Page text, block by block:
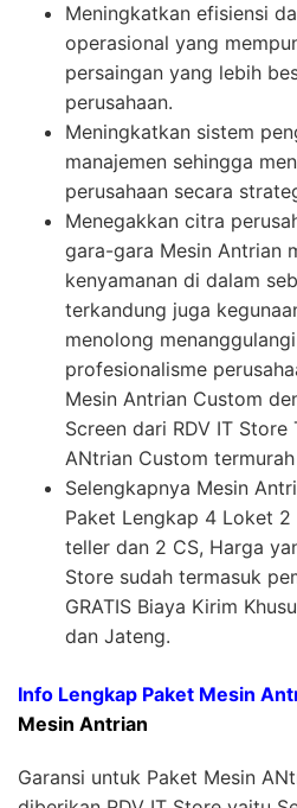
Meningkatkan efisiensi
operasional yang
persaingan yang lebih
perusahaan.
Meningkatkan sistem
manajemen sehingga
perusahaan secara
Menegakkan citra
gara-gara Mesin Antrian
kenyamanan di dalam
terkandung juga
menolong
profesionalisme
Mesin Antrian Custom
Screen dari RDV IT
ANtrian Custom
Selengkapnya Mesin
Paket Lengkap 4 Loket
teller dan 2 CS, Harga
Store sudah termasuk
GRATIS Biaya Kirim
dan Jateng.
Info Lengkap Paket Mesin
Mesin Antrian
Garansi untuk Paket Mesin